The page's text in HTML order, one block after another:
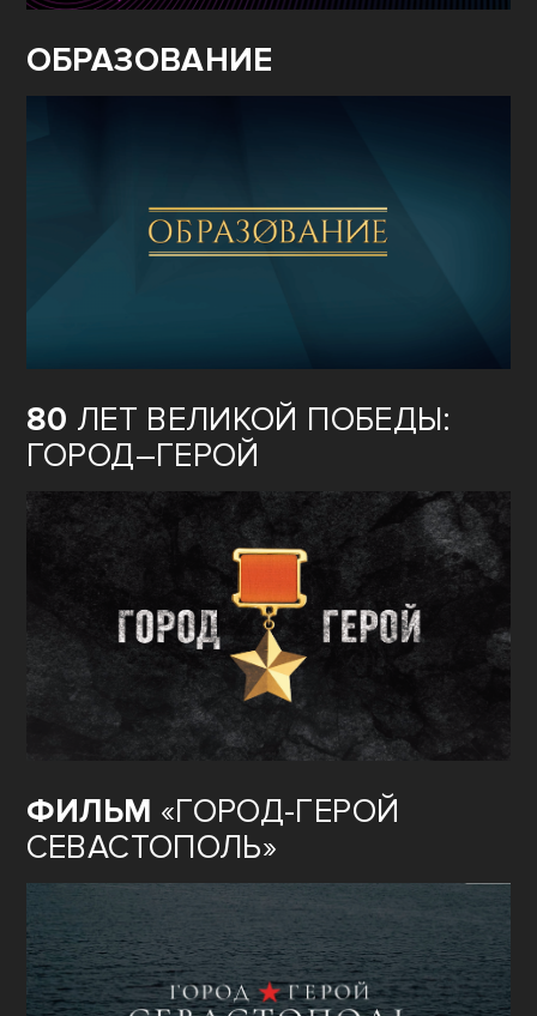
ОБРАЗОВАНИЕ
80 ЛЕТ ВЕЛИКОЙ ПОБЕДЫ:
ГОРОД–ГЕРОЙ
ФИЛЬМ «ГОРОД-ГЕРОЙ
СЕВАСТОПОЛЬ»